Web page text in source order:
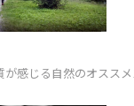
が感じる自然のオスス